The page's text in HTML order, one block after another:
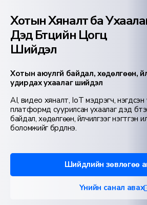
Хотын Хяналт ба
Дэд Бүтцийн Цогц
Шийдэл
Хотын аюулгүй байдал, хөдөлгөөн,
удирдах ухаалаг шийдэл
AI, видео хяналт, IoT мэдрэгч,
платформд суурилсан ухаалаг дэд
байдал, хөдөлгөөн, үйлчилгээг нэгтгэн
боломжийг бүрдүүлнэ.
Шийдлийн зөвлөгөө
Үнийн санал авах